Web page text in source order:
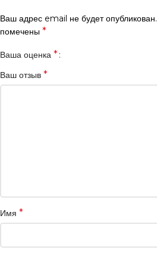
Ваш адрес email не будет опубликован.
помечены *
Ваша оценка *
Ваш отзыв *
Имя *